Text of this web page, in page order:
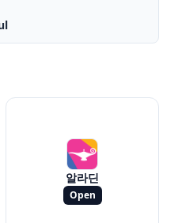
알라딘
Open